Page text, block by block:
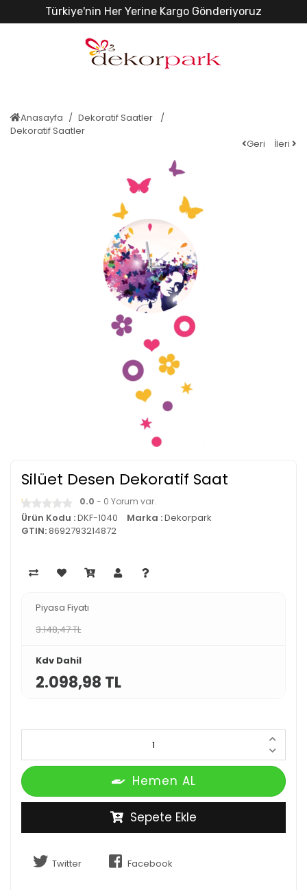
Türkiye'nin Her Yerine Kargo Gönderiyoruz
Anasayfa
Dekoratif Saatler
Dekoratif Saatler
Geri
İleri
Silüet Desen Dekoratif Saat
0.0 - 0 Yorum var.
Ürün Kodu :DKF-1040 Marka :Dekorpark
GTIN:8692793214872
Piyasa Fiyatı
3.148,47 TL
Kdv Dahil
2.098,98 TL
Hemen AL
Sepete Ekle
Twitter Facebook